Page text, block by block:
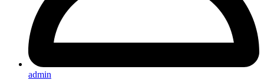
admin